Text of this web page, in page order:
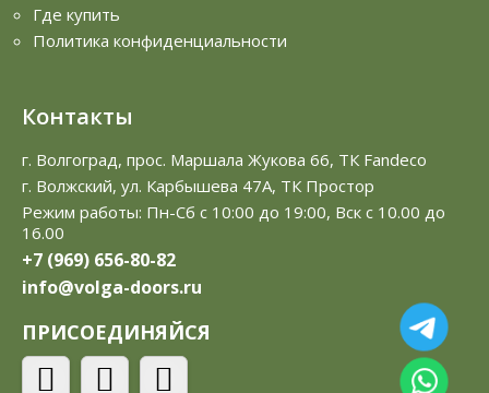
Где купить
Политика конфиденциальности
Контакты
г. Волгоград, прос. Маршала Жукова 66, ТК Fandeco
г. Волжский, ул. Карбышева 47А, ТК Простор
Режим работы: Пн-Сб с 10:00 до 19:00, Вск с 10.00 до
16.00
+7 (969) 656-80-82
info@volga-doors.ru
ПРИСОЕДИНЯЙСЯ